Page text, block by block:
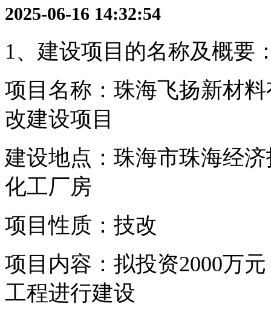
2025-06-16 14:32:54
1、建设项目的名称及概要
项目名称：珠海飞扬新材
改建设项目
建设地点：珠海市珠海经
化工厂房
项目性质：技改
项目内容：拟投资2000万
工程进行建设